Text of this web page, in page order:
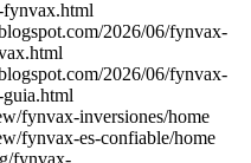
fynvax.html
com/2026/06/fynvax-
.html
com/2026/06/fynvax-
guia.html
fynvax-inversiones/home
fynvax-es-confiable/home
fynvax-